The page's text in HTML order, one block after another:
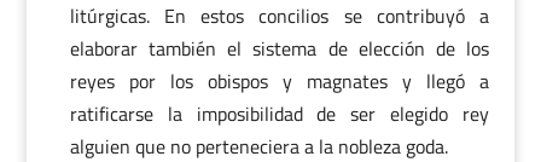
litúrgicas. En estos concilios se contribuyó a
elaborar también el sistema de elección de los
reyes por los obispos y magnates y llegó a
ratificarse la imposibilidad de ser elegido rey
alguien que no perteneciera a la nobleza goda.